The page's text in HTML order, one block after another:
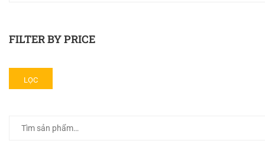
FILTER BY PRICE
LỌC